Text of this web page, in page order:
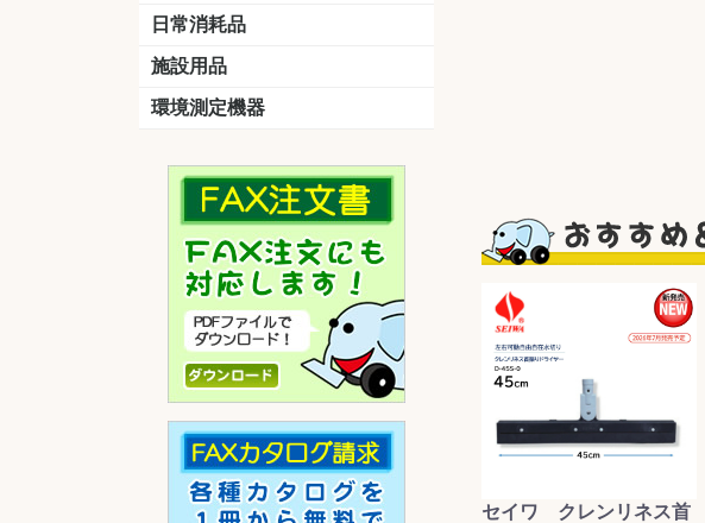
クリーナー
洗濯用洗剤
油汚れ落とし
サビ取り剤
タバコ専用消臭
日常消耗品
トイレットペーパー
ペーパータオル
便座除菌クリーナー
ポリ袋
施設用品
マット・他
ベンチ
灰皿
傘立
くず入れ
環境測定機器
セイワ クレンリネス首